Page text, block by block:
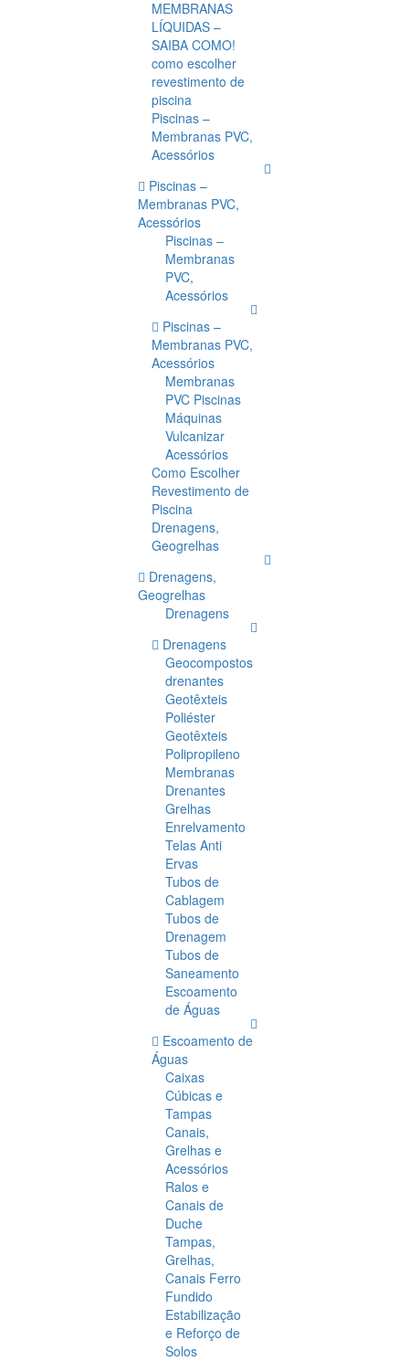
MEMBRANAS
LÍQUIDAS –
SAIBA COMO!
como escolher
revestimento de
piscina
Piscinas –
Membranas PVC,
Acessórios
Piscinas –
Membranas PVC,
Acessórios
Piscinas –
Membranas
PVC,
Acessórios
Piscinas –
Membranas PVC,
Acessórios
Membranas
PVC Piscinas
Máquinas
Vulcanizar
Acessórios
Como Escolher
Revestimento de
Piscina
Drenagens,
Geogrelhas
Drenagens,
Geogrelhas
Drenagens
Drenagens
Geocompostos
drenantes
Geotêxteis
Poliéster
Geotêxteis
Polipropileno
Membranas
Drenantes
Grelhas
Enrelvamento
Telas Anti
Ervas
Tubos de
Cablagem
Tubos de
Drenagem
Tubos de
Saneamento
Escoamento
de Águas
Escoamento de
Águas
Caixas
Cúbicas e
Tampas
Canais,
Grelhas e
Acessórios
Ralos e
Canais de
Duche
Tampas,
Grelhas,
Canais Ferro
Fundido
Estabilização
e Reforço de
Solos